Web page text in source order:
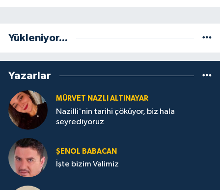
Yükleniyor...
Yazarlar
MÜRVET NAZLI ALTINAYAR
Nazilli'nin tarihi çöküyor, biz hala
seyrediyoruz
ŞENOL BABACAN
İşte bizim Valimiz